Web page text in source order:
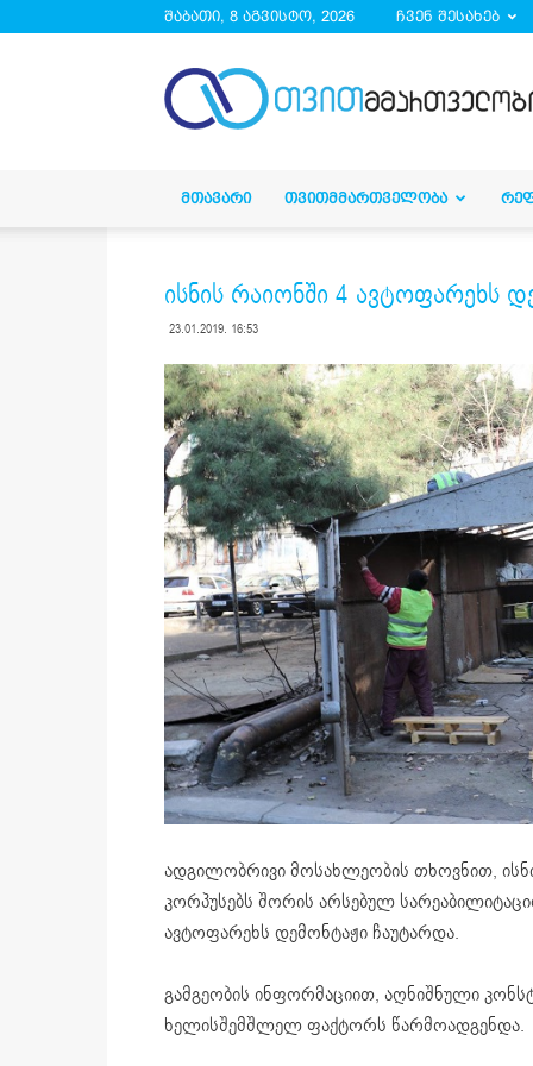
შაბათი, 8 აგვისტო, 2026 ჩვენ შესახებ
ᲛᲗᲐᲕᲐᲠᲘ ᲗᲕᲘᲗᲛᲛᲐᲠᲗᲕᲔᲚᲝᲑᲐ
ისნის რაიონში 4 ავტოფარეხს
23.01.2019. 16:53
ადგილობრივი მოსახლეობის თხოვნით,
კორპუსებს შორის არსებულ
ავტოფარეხს დემონტაჟი ჩაუტარდა.
გამგეობის ინფორმაციით, აღნიშნული
ხელისშემშლელ ფაქტორს წარმოადგენდა.